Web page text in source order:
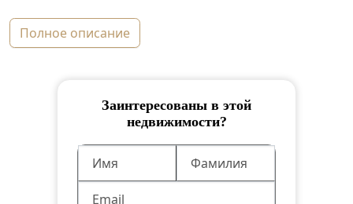
полное описание
Заинтересованы в этой
недвижимости?